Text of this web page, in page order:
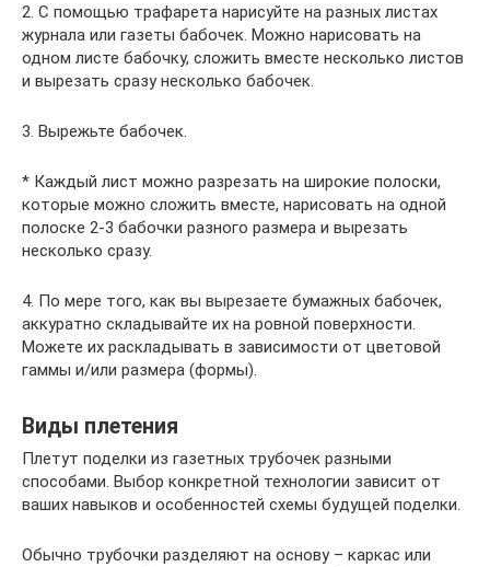
2. С помощью трафарета нарисуйте на разных листах
журнала или газеты бабочек. Можно нарисовать на
одном листе бабочку, сложить вместе несколько листов
и вырезать сразу несколько бабочек.
3. Вырежьте бабочек.
* Каждый лист можно разрезать на широкие полоски,
которые можно сложить вместе, нарисовать на одной
полоске 2-3 бабочки разного размера и вырезать
несколько сразу.
4. По мере того, как вы вырезаете бумажных бабочек,
аккуратно складывайте их на ровной поверхности.
Можете их раскладывать в зависимости от цветовой
гаммы и/или размера (формы).
Виды плетения
Плетут поделки из газетных трубочек разными
способами. Выбор конкретной технологии зависит от
ваших навыков и особенностей схемы будущей поделки.
Обычно трубочки разделяют на основу – каркас или